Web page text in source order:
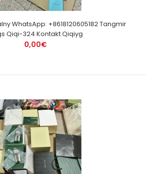
WhatsApp: +8618120605182 Tangmir
Qiqi-324 Kontakt Qiqiyg
0,00€